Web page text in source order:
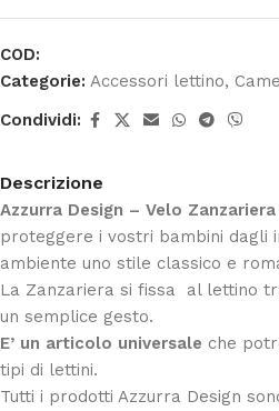
COD:
Categorie: Accessori lettino,
Condividi:
Descrizione
Azzurra Design – Velo
proteggere i vostri bambini dagli
ambiente uno stile classico e
La Zanzariera si fissa al lettino
un semplice gesto.
E’ un articolo universale che
tipi di lettini.
Tutti i prodotti Azzurra Design